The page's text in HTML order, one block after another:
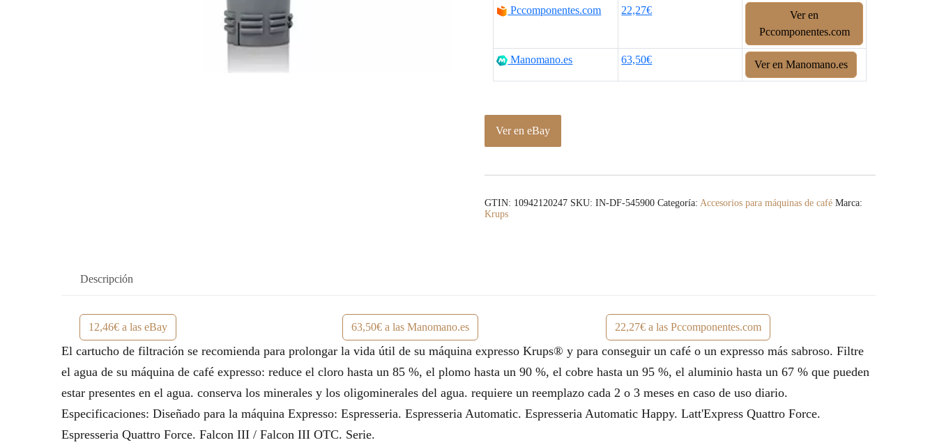
Pccomponentes.com 22,27€
Ver en
Pccomponentes.com
Manomano.es 63,50€ Ver en Manomano.es
Ver en eBay
GTIN: 10942120247 SKU:IN-DF-545900 Categoría:Accesorios para máquinas de café Marca:
Krups
Descripción
12,46€ a las eBay 63,50€ a las Manomano.es 22,27€ a las Pccomponentes.com
El cartucho de filtración se recomienda para prolongar la vida útil de su máquina expresso Krups® y para conseguir un café o un expresso más sabroso. Filtre
el agua de su máquina de café expresso: reduce el cloro hasta un 85 %, el plomo hasta un 90 %, el cobre hasta un 95 %, el aluminio hasta un 67 % que pueden
estar presentes en el agua. conserva los minerales y los oligominerales del agua. requiere un reemplazo cada 2 o 3 meses en caso de uso diario.
Especificaciones: Diseñado para la máquina Expresso: Espresseria. Espresseria Automatic. Espresseria Automatic Happy. Latt'Express Quattro Force.
Espresseria Quattro Force. Falcon III / Falcon III OTC. Serie.